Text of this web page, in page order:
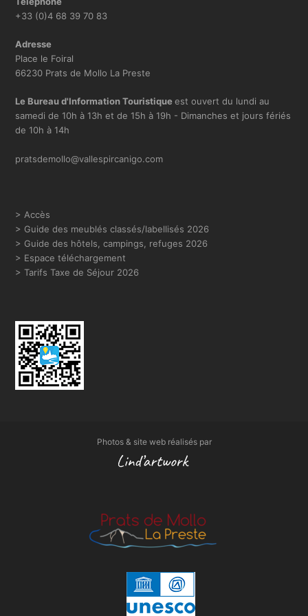
+33 (0)4 68 39 70 83
Adresse
Place le Foiral
66230 Prats de Mollo La Preste
Le Bureau d'Information Touristiqueest ouvert du lundi au
samedi de 10h à 13h et de 15h à 19h - Dimanches et jours fériés
de 10h à 14h
pratsdemollo@vallespircanigo.com
> Accès
> Guide des meublés classés/labellisés 2026
> Guide des hôtels, campings, refuges 2026
> Espace téléchargement
> Tarifs Taxe de Séjour 2026
Photos & site web réalisés par